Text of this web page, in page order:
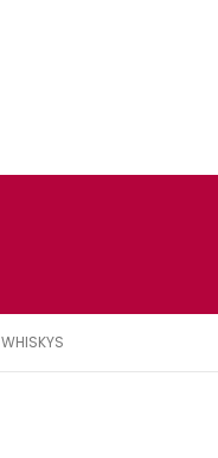
WHISKYS